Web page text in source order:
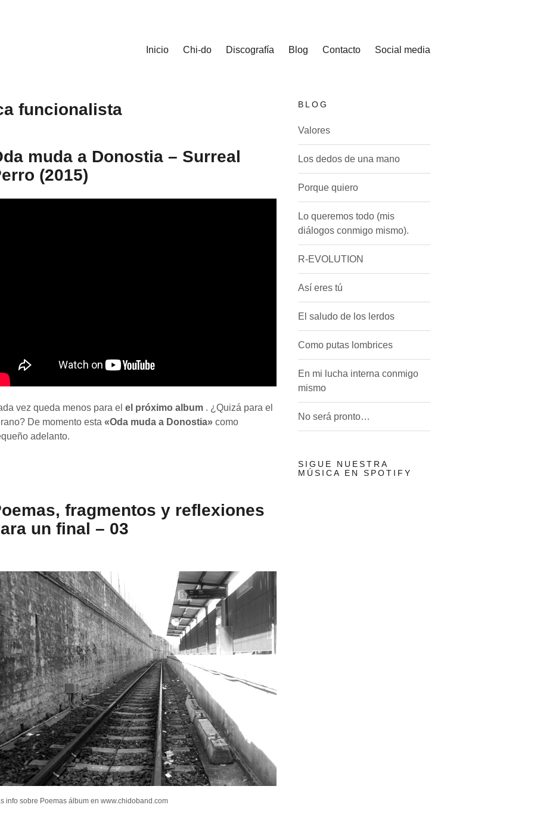
Inicio Chi-do Discografía Blog Contacto Social media
funcionalista
muda a Donostia – Surreal
(2015)
vez queda menos para el el próximo album . ¿Quizá para el
De momento esta «Oda muda a Donostia» como
adelanto.
fragmentos y reflexiones
un final – 03
info sobre Poemas álbum en www.chidoband.com
BLOG
Valores
Los dedos de una mano
Porque quiero
Lo queremos todo (mis
diálogos conmigo mismo).
R-EVOLUTION
Así eres tú
El saludo de los lerdos
Como putas lombrices
En mi lucha interna conmigo
mismo
No será pronto…
SIGUE NUESTRA
MÚSICA EN SPOTIFY